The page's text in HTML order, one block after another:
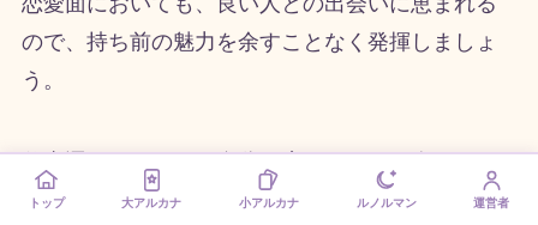
ので、持ち前の魅力を余すことなく発揮しましょ
う。
仕事運については、自分を磨くことで、次のキャ
リア・アップにつながるステップへ向かって、準
トップ 大アルカナ 小アルカナ ルノルマン 運営者